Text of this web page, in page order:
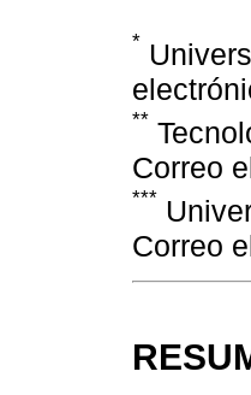
*
**
Correo
***
Correo